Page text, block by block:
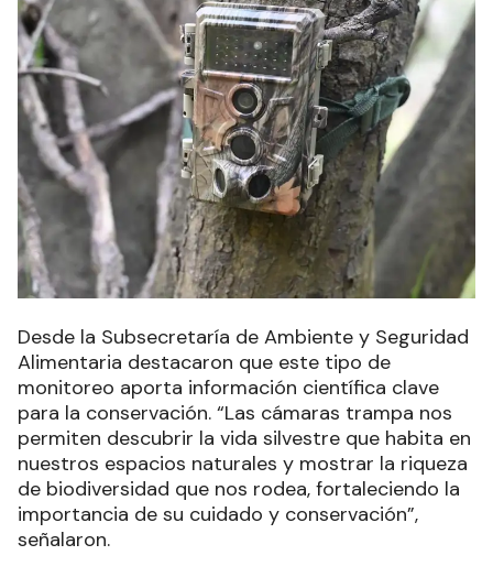
Desde la Subsecretaría de Ambiente y Seguridad
Alimentaria destacaron que este tipo de
monitoreo aporta información científica clave
para la conservación. “Las cámaras trampa nos
permiten descubrir la vida silvestre que habita en
nuestros espacios naturales y mostrar la riqueza
de biodiversidad que nos rodea, fortaleciendo la
importancia de su cuidado y conservación”,
señalaron.